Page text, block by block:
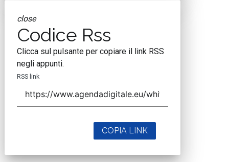
close
Codice Rss
Clicca sul pulsante per copiare il link RSS
negli appunti.
RSS link
COPIA LINK